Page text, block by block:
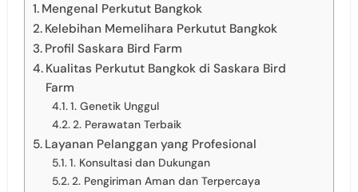
Mengenal Perkutut Bangkok
Kelebihan Memelihara Perkutut Bangkok
Profil Saskara Bird Farm
Kualitas Perkutut Bangkok di Saskara Bird
Farm
1. Genetik Unggul
2. Perawatan Terbaik
Layanan Pelanggan yang Profesional
1. Konsultasi dan Dukungan
2. Pengiriman Aman dan Terpercaya